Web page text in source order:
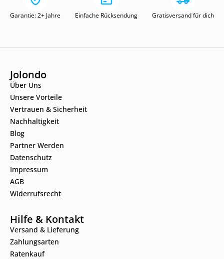
Garantie: 2+ Jahre Einfache Rücksendung Gratisversand für dich
Jolondo
Über Uns
Unsere Vorteile
Vertrauen & Sicherheit
Nachhaltigkeit
Blog
Partner Werden
Datenschutz
Impressum
AGB
Widerrufsrecht
Hilfe & Kontakt
Versand & Lieferung
Zahlungsarten
Ratenkauf